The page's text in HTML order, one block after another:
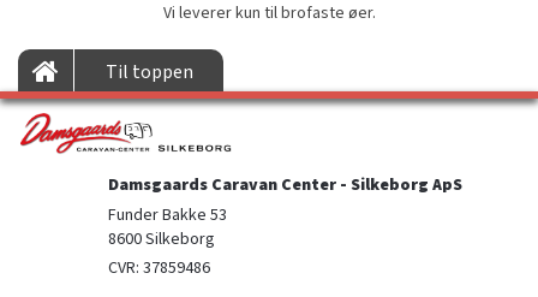
Vi leverer kun til brofaste øer.
Til toppen
Damsgaards Caravan Center - Silkeborg ApS
Funder Bakke 53
8600 Silkeborg
CVR: 37859486